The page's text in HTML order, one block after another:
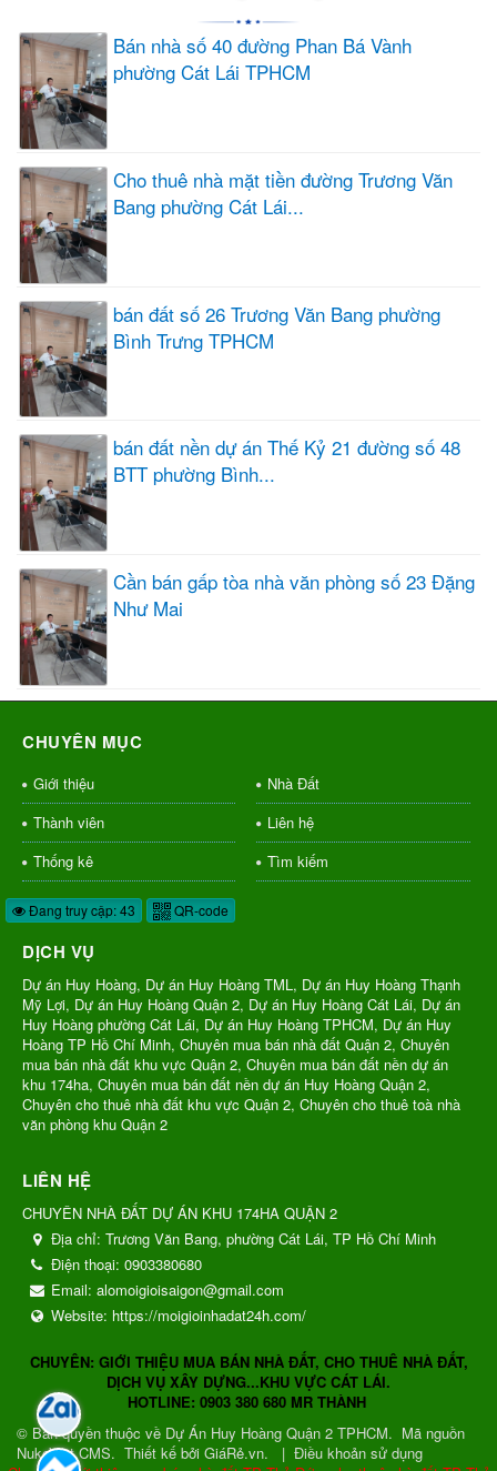
Bán nhà số 40 đường Phan Bá Vành
phường Cát Lái TPHCM
Cho thuê nhà mặt tiền đường Trương Văn
Bang phường Cát Lái...
bán đất số 26 Trương Văn Bang phường
Bình Trưng TPHCM
bán đất nền dự án Thế Kỷ 21 đường số 48
BTT phường Bình...
Cần bán gấp tòa nhà văn phòng số 23 Đặng
Như Mai
CHUYÊN MỤC
Giới thiệu
Nhà Đất
Thành viên
Liên hệ
Thống kê
Tìm kiếm
Đang truy cập: 43 QR-code
DỊCH VỤ
Dự án Huy Hoàng, Dự án Huy Hoàng TML, Dự án Huy Hoàng Thạnh
Mỹ Lợi, Dự án Huy Hoàng Quận 2, Dự án Huy Hoàng Cát Lái, Dự án
Huy Hoàng phường Cát Lái, Dự án Huy Hoàng TPHCM, Dự án Huy
Hoàng TP Hồ Chí Minh, Chuyên mua bán nhà đất Quận 2, Chuyên
mua bán nhà đất khu vực Quận 2, Chuyên mua bán đất nền dự án
khu 174ha, Chuyên mua bán đất nền dự án Huy Hoàng Quận 2,
Chuyên cho thuê nhà đất khu vực Quận 2, Chuyên cho thuê toà nhà
văn phòng khu Quận 2
LIÊN HỆ
CHUYÊN NHÀ ĐẤT DỰ ÁN KHU 174HA QUẬN 2
Địa chỉ: Trương Văn Bang, phường Cát Lái, TP Hồ Chí Minh
Điện thoại: 0903380680
Email: alomoigioisaigon@gmail.com
Website: https://moigioinhadat24h.com/
CHUYÊN: GIỚI THIỆU MUA BÁN NHÀ ĐẤT, CHO THUÊ NHÀ ĐẤT,
DỊCH VỤ XÂY DỰNG...KHU VỰC CÁT LÁI.
HOTLINE: 0903 380 680 MR THÀNH
© Bản quyền thuộc về Dự Án Huy Hoàng Quận 2 TPHCM. Mã nguồn
NukeViet CMS. Thiết kế bởi GiáRẻ.vn. | Điều khoản sử dụng